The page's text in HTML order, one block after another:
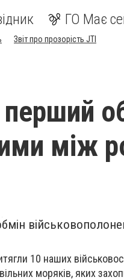
ГО Має
Звіт про прозорість JTI
перший
між
10 наших
моряків, яких